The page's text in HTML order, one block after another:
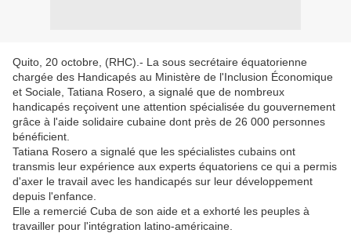
Quito, 20 octobre, (RHC).- La sous secrétaire équatorienne
chargée des Handicapés au Ministère de l'Inclusion Économique
et Sociale, Tatiana Rosero, a signalé que de nombreux
handicapés reçoivent une attention spécialisée du gouvernement
grâce à l'aide solidaire cubaine dont près de 26 000 personnes
bénéficient.
Tatiana Rosero a signalé que les spécialistes cubains ont
transmis leur expérience aux experts équatoriens ce qui a permis
d'axer le travail avec les handicapés sur leur développement
depuis l'enfance.
Elle a remercié Cuba de son aide et a exhorté les peuples à
travailler pour l'intégration latino-américaine.